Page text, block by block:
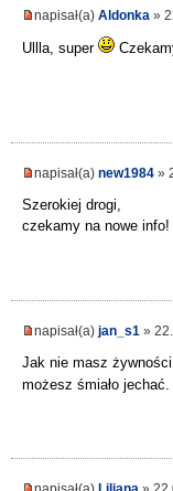
napisał(a) Aldonka »
Ullla, super
napisał(a) new1984 »
Szerokiej drogi,
czekamy na nowe info!
napisał(a) jan_s1 »
Jak nie masz
możesz śmiało jechać.
napisał(a) Liliana »